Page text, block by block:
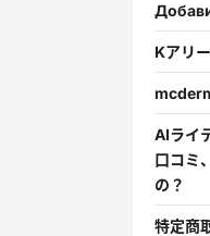
Kアリ
AIライ
口コミ
の？
特定商